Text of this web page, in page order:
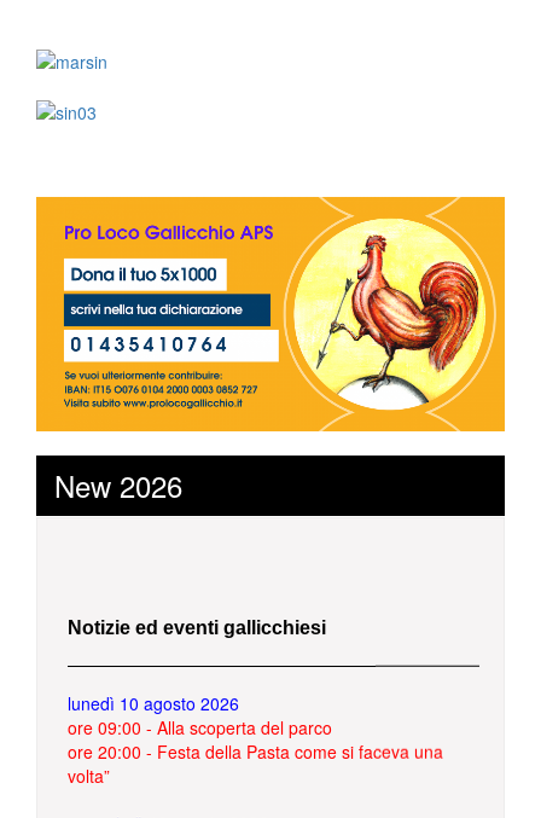
New 2026
ore 09:00 - Alla scoperta del parco
ore 20:00 - Festa della Pasta come si faceva una
volta”